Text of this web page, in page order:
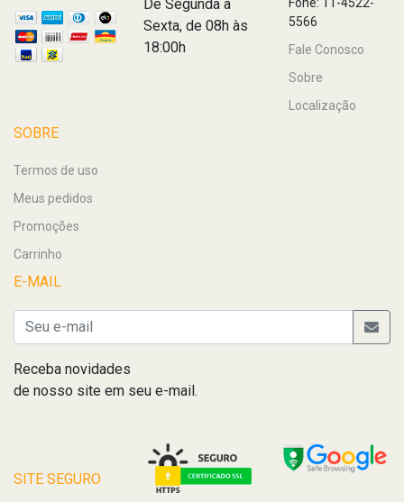
De Segunda a
Sexta, de 08h às
18:00h
5566
Fale Conosco
Sobre
Localização
SOBRE
Termos de uso
Meus pedidos
Promoções
Carrinho
E-MAIL
Receba novidades
de nosso site em seu e-mail.
SITE SEGURO